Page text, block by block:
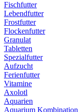
Fischfutter
Lebendfutter
Frostfutter
Flockenfutter
Granulat
Tabletten
Spezialfutter
Aufzucht
Ferienfutter
Vitamine
Axolotl
Aquarien
Aquarium Kombination